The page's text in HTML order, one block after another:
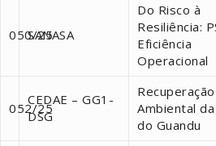
050/25
SANASA
Do Risco à
Resiliência:
Eficiência
Operacional
052/25
CEDAE – GG1-
DSG
Recuperação
Ambiental
do Guandu